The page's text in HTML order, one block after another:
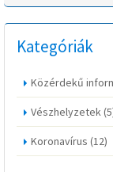
Kategóriák
Közérdekű
Vészhelyzetek
Koronavírus (12)